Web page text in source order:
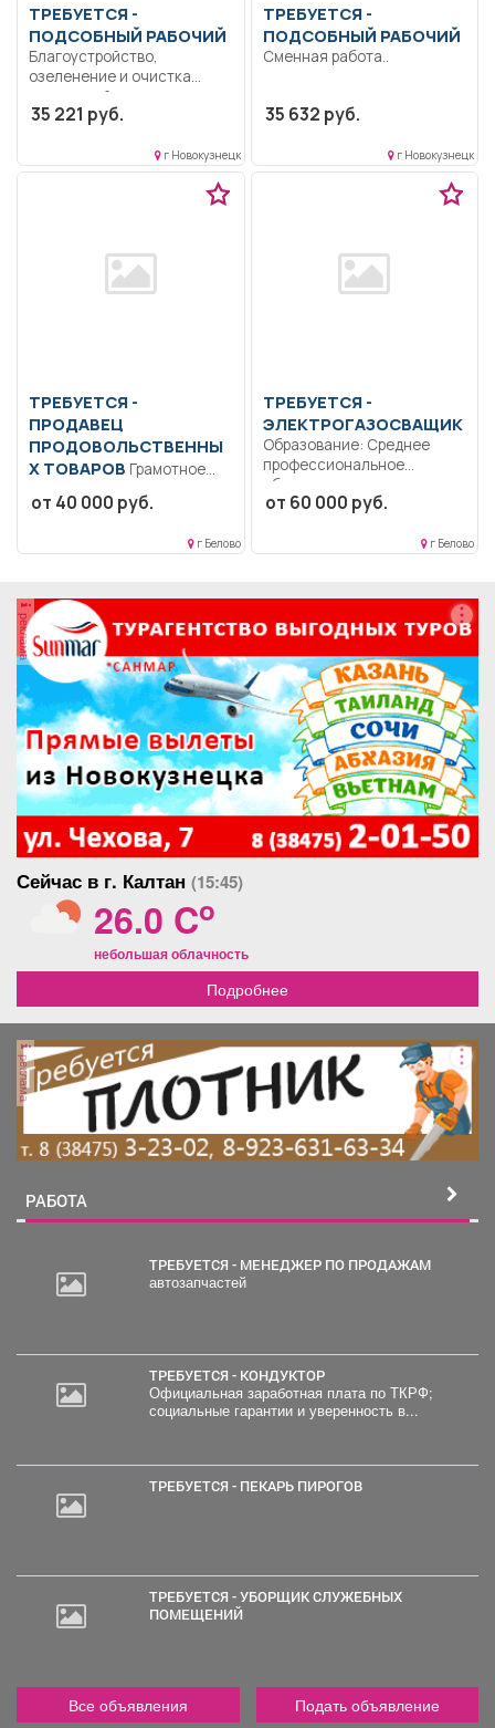
ТРЕБУЕТСЯ -
ПОДСОБНЫЙ РАБОЧИЙ
Благоустройство,
озеленение и очистка
территорий
муниципального
35 221 руб.
г Новокузнецк
ТРЕБУЕТСЯ -
ПОДСОБНЫЙ РАБОЧИЙ
Сменная работа..
35 632 руб.
г Новокузнецк
ТРЕБУЕТСЯ -
ПРОДАВЕЦ
ПРОДОВОЛЬСТВЕННЫ
Х ТОВАРОВ
консультация покупателей,
выкладка...
от 40 000 руб.
г Белово
ТРЕБУЕТСЯ -
ЭЛЕКТРОГАЗОСВАЩИК
Образование: Среднее
профессиональное
образование..
Изготовление, монтаж,
от 60 000 руб.
г Белово
реклама
Сейчас в г. Калтан (15:45)
26.0 Co
небольшая облачность
Подробнее
реклама
РАБОТА
ТРЕБУЕТСЯ - МЕНЕДЖЕР ПО ПРОДАЖАМ
автозапчастей
ТРЕБУЕТСЯ - КОНДУКТОР
Официальная заработная плата по ТКРФ;
социальные гарантии и уверенность в...
ТРЕБУЕТСЯ - ПЕКАРЬ ПИРОГОВ
ТРЕБУЕТСЯ - УБОРЩИК СЛУЖЕБНЫХ
ПОМЕЩЕНИЙ
Все объявления Подать объявление